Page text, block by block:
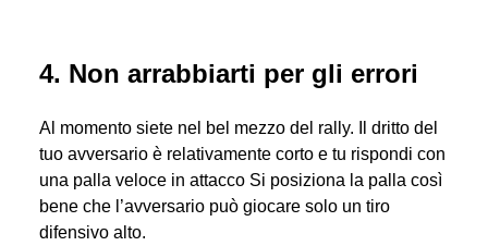
4. Non arrabbiarti per gli errori
Al momento siete nel bel mezzo del rally. Il dritto del
tuo avversario è relativamente corto e tu rispondi con
una palla veloce in attacco Si posiziona la palla così
bene che l’avversario può giocare solo un tiro
difensivo alto.